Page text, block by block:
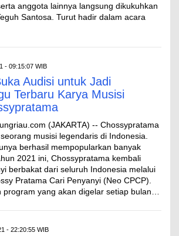
anggota lainnya langsung dikukuhkan
Santosa. Turut hadir dalam acara
- 09:15:07 WIB
Audisi untuk Jadi
Terbaru Karya Musisi
(JAKARTA) -- Chossypratama
musisi legendaris di Indonesia.
berhasil mempopularkan banyak
2021 ini, Chossypratama kembali
berbakat dari seluruh Indonesia melalui
Pratama Cari Penyanyi (Neo CPCP).
program yang akan digelar setiap bulan…
- 22:20:55 WIB